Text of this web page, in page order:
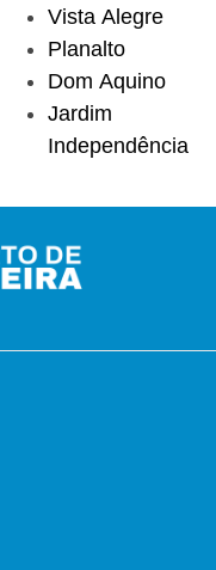
Vista Alegre
Planalto
Dom Aquino
Jardim
Independência